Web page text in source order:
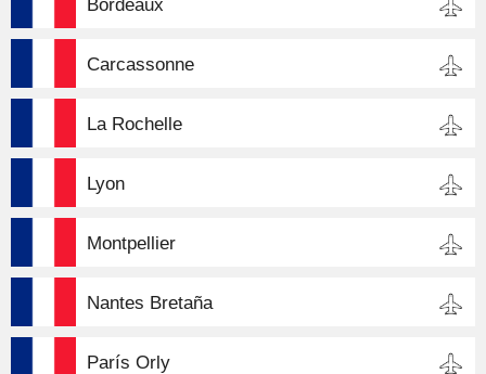
Bordeaux
Carcassonne
La Rochelle
Lyon
Montpellier
Nantes Bretaña
París Orly